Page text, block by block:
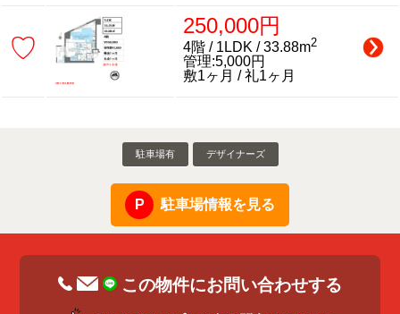
♡
250,000円
4階 / 1LDK / 33.88m2
管理:5,000円
敷1ヶ月 / 礼1ヶ月
駐車場有 デザイナーズ
駐車場情報を見る
この物件にお問い合わせする